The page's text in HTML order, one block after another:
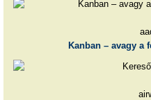
Kanban – avagy a